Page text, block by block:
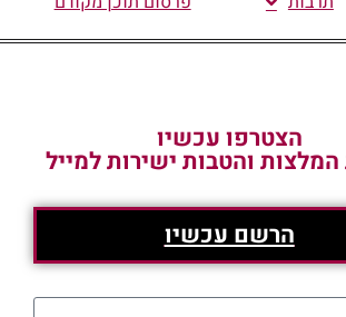
הצטרפו עכשיו
והטבות ישירות למייל
הרשם עכשיו